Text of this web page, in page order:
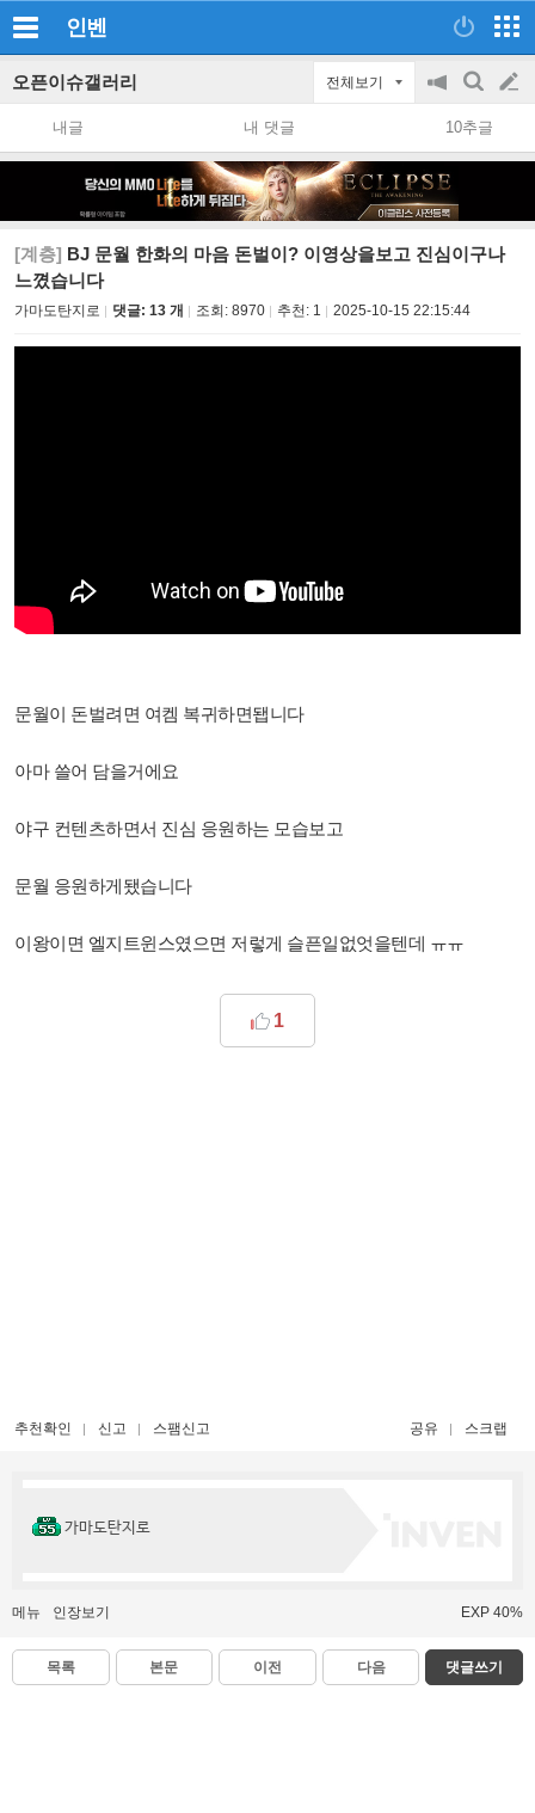
인벤
오픈이슈갤러리 전체보기
공
지
on/off
검
색
글
쓰
내글 내 댓글 10추글
[계층] BJ 문월 한화의 마음 돈벌이? 이영상을보고 진심이구나
느꼈습니다
가마도탄지로 댓글: 13 개 조회: 8970 추천: 1 2025-10-15 22:15:44
문월이 돈벌려면 여켐 복귀하면됍니다
아마 쓸어 담을거에요
야구 컨텐츠하면서 진심 응원하는 모습보고
문월 응원하게됐습니다
이왕이면 엘지트윈스였으면 저렇게 슬픈일없엇을텐데 ㅠㅠ
1
추천확인 신고 스팸신고 공유 스크랩
가마도탄지로
메뉴 인장보기 EXP 40%
목록 본문 이전 다음 댓글쓰기